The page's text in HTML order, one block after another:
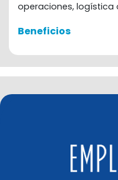
operaciones, logística
Beneficios